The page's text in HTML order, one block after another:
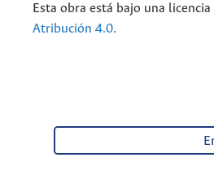
Esta obra está bajo una
Atribución 4.0.